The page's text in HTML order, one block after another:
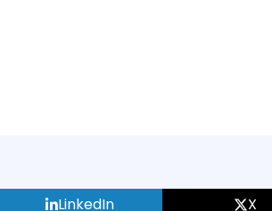
LinkedIn X